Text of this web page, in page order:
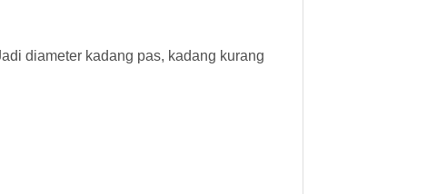
diameter kadang pas, kadang kurang